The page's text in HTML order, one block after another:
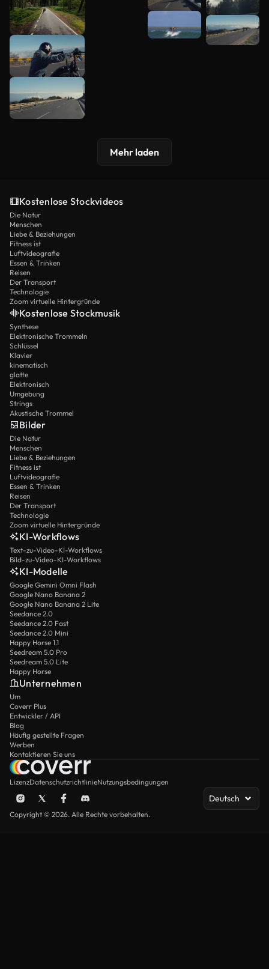
anzeigen
Mehr laden
Kostenlose Stockvideos
Die Natur
Menschen
Liebe & Beziehungen
Fitness ist
Luftvideografie
Essen & Trinken
Reisen
Der Transport
Technologie
Zoom virtuelle Hintergründe
Kostenlose Stockmusik
Synthese
Elektronische Trommeln
Schlüssel
Klavier
kinematisch
glatte
Elektronisch
Umgebung
Strings
Akustische Trommel
Bilder
Die Natur
Menschen
Liebe & Beziehungen
Fitness ist
Luftvideografie
Essen & Trinken
Reisen
Der Transport
Technologie
Zoom virtuelle Hintergründe
KI-Workflows
Text-zu-Video-KI-Workflows
Bild-zu-Video-KI-Workflows
KI-Modelle
Google Gemini Omni Flash
Google Nano Banana 2
Google Nano Banana 2 Lite
Seedance 2.0
Seedance 2.0 Fast
Seedance 2.0 Mini
Happy Horse 1.1
Seedream 5.0 Pro
Seedream 5.0 Lite
Happy Horse
Unternehmen
Um
Coverr Plus
Entwickler / API
Blog
Häufig gestellte Fragen
Werben
Kontaktieren Sie uns
LizenzDatenschutzrichtlinieNutzungsbedingungen
Deutsch
Copyright © 2026. Alle Rechte vorbehalten.